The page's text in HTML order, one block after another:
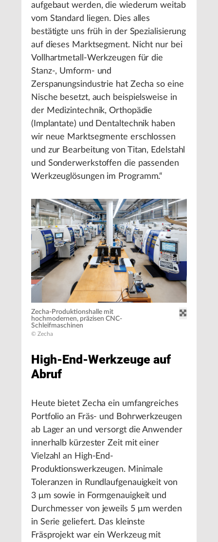
aufgebaut werden, die wiederum weitab
vom Standard liegen. Dies alles
bestätigte uns früh in der Spezialisierung
auf dieses Marktsegment. Nicht nur bei
Vollhartmetall-Werkzeugen für die
Stanz-, Umform- und
Zerspanungsindustrie hat Zecha so eine
Nische besetzt, auch beispielsweise in
der Medizintechnik, Orthopädie
(Implantate) und Dentaltechnik haben
wir neue Marktsegmente erschlossen
und zur Bearbeitung von Titan, Edelstahl
und Sonderwerkstoffen die passenden
Werkzeuglösungen im Programm.“
Zecha-Produktionshalle mit
hochmodernen, präzisen CNC-
Schleifmaschinen
© Zecha
High-End-Werkzeuge auf
Abruf
Heute bietet Zecha ein umfangreiches
Portfolio an Fräs- und Bohrwerkzeugen
ab Lager an und versorgt die Anwender
innerhalb kürzester Zeit mit einer
Vielzahl an High-End-
Produktionswerkzeugen. Minimale
Toleranzen in Rundlaufgenauigkeit von
3 μm sowie in Formgenauigkeit und
Durchmesser von jeweils 5 μm werden
in Serie geliefert. Das kleinste
Fräsprojekt war ein Werkzeug mit